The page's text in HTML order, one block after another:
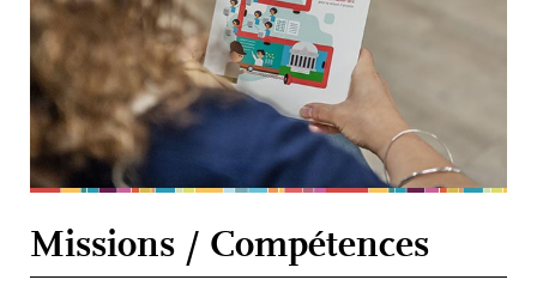
Missions / Compétences